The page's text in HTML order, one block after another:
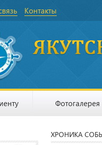
Контакты
Фотогалерея
ХРОНИКА